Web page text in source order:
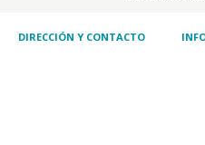
DIRECCIÓN Y CONTACTO